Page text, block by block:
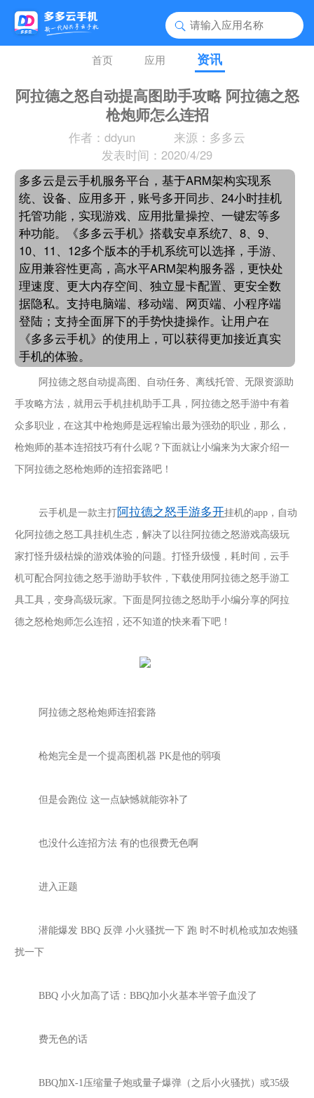
首页 应用 资讯
阿拉德之怒自动提高图助手攻略 阿拉德之怒
枪炮师怎么连招
作者：ddyun
来源：多多云
发表时间：2020/4/29
多多云是云手机服务平台，基于ARM架构实现系
统、设备、应用多开，账号多开同步、24小时挂机
托管功能，实现游戏、应用批量操控、一键宏等多
种功能。《多多云手机》搭载安卓系统7、8、9、
10、11、12多个版本的手机系统可以选择，手游、
应用兼容性更高，高水平ARM架构服务器，更快处
理速度、更大内存空间、独立显卡配置、更安全数
据隐私。支持电脑端、移动端、网页端、小程序端
登陆；支持全面屏下的手势快捷操作。让用户在
《多多云手机》的使用上，可以获得更加接近真实
手机的体验。
阿拉德之怒 自动提高图、自动任务、离线托管、无限资源助
手攻略方法，就用云手机挂机助手工具，阿拉德之怒手游中有着
众多职业，在这其中枪炮师是远程输出最为强劲的职业，那么，
枪炮师的基本连招技巧有什么呢？下面就让小编来为大家介绍一
下阿拉德之怒枪炮师的连招套路吧！
云手机是一款主打 阿拉德之怒手游多开挂机的app，自动
化阿拉德之怒工具挂机生态，解决了以往 阿拉德之怒游戏高级玩
家打怪升级枯燥的游戏体验的问题。打怪升级慢，耗时间，云手
机可配合 阿拉德之怒手游助手软件，下载使用 阿拉德之怒手游工
具工具，变身高级玩家。下面是 阿拉德之怒助手小编分享的 阿拉
德之怒枪炮师怎么连招 ，还不知道的快来看下吧！
阿拉德之怒枪炮师连招套路
枪炮完全是一个提高图机器 PK是他的弱项
但是会跑位 这一点缺憾就能弥补了
也没什么连招方法 有的也很费无色啊
进入正题
潜能爆发 BBQ 反弹 小火骚扰一下 跑 时不时机枪或加农炮骚
扰一下
BBQ 小火加高了话：BBQ加小火基本半管子血没了
费无色的话
BBQ加X-1压缩量子炮或量子爆弹（之后小火骚扰）或35级